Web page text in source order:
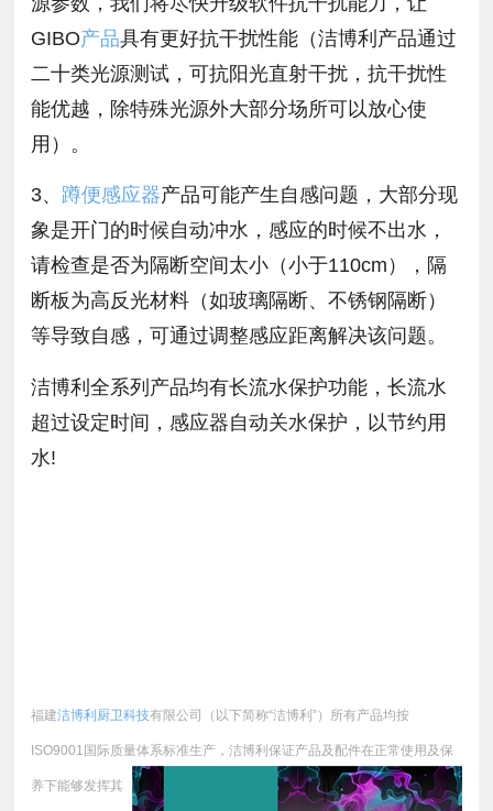
GIBO产品具有更好抗干扰性能（洁博利产品通过
二十类光源测试，可抗阳光直射干扰，抗干扰性
能优越，除特殊光源外大部分场所可以放心使
用）。
3、 蹲便感应器产品可能产生自感问题，大部分现
象是开门的时候自动冲水，感应的时候不出水，
请检查是否为隔断空间太小（小于110cm），隔
断板为高反光材料（如玻璃隔断、不锈钢隔断）
等导致自感，可通过调整感应距离解决该问题。
洁博利全系列产品均有长流水保护功能，长流水
超过设定时间，感应器自动关水保护，以节约用
水!
福建洁博利厨卫科技有限公司（以下简称“洁博利”）所有产品均按
ISO9001国际质量体系标准生产，洁博利保证产品及配件在正常使用及保
养下能够发挥其